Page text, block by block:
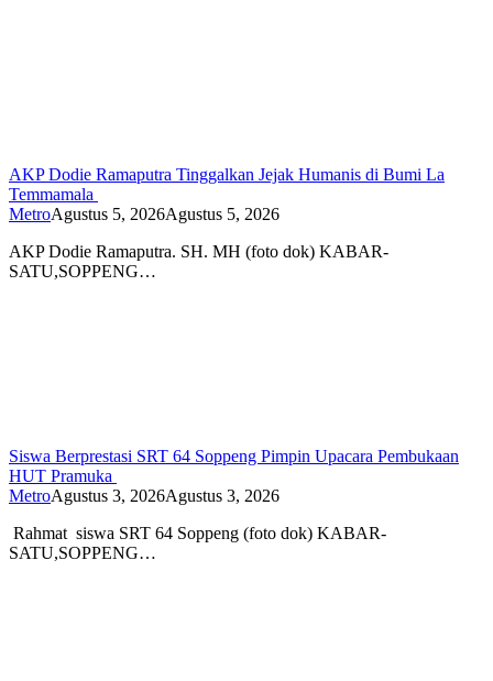
AKP Dodie Ramaputra Tinggalkan Jejak Humanis di Bumi La
Temmamala
MetroAgustus 5, 2026Agustus 5, 2026
AKP Dodie Ramaputra. SH. MH (foto dok) KABAR-
SATU,SOPPENG…
Siswa Berprestasi SRT 64 Soppeng Pimpin Upacara Pembukaan
HUT Pramuka
MetroAgustus 3, 2026Agustus 3, 2026
Rahmat siswa SRT 64 Soppeng (foto dok) KABAR-
SATU,SOPPENG…